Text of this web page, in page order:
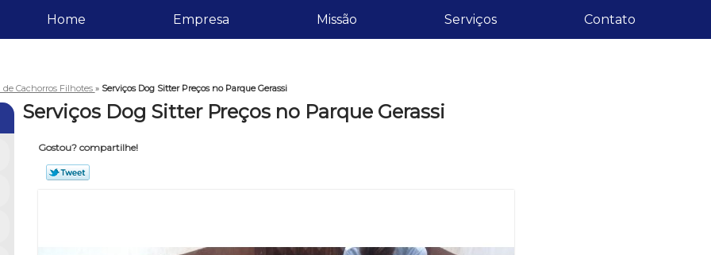
Home Empresa Missão Serviços Contato
Cachorros Filhotes » Serviços Dog Sitter Preços no Parque Gerassi
Serviços Dog Sitter Preços no Parque Gerassi
Gostou? compartilhe!